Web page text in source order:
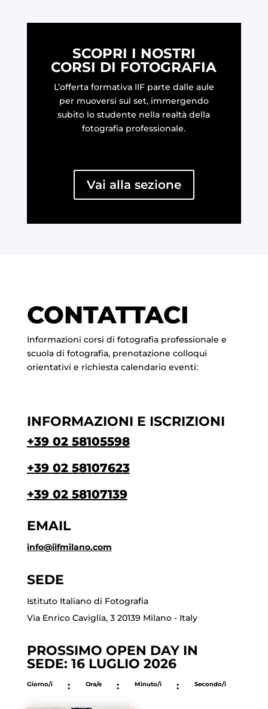
SCOPRI I NOSTRI
CORSI DI FOTOGRAFIA
L’offerta formativa IIF parte dalle aule
per muoversi sul set, immergendo
subito lo studente nella realtà della
fotografia professionale.
Vai alla sezione
CONTATTACI
Informazioni corsi di fotografia professionale e
scuola di fotografia, prenotazione colloqui
orientativi e richiesta calendario eventi:
INFORMAZIONI E ISCRIZIONI
+39 02 58105598
+39 02 58107623
+39 02 58107139
EMAIL
info@iifmilano.com
SEDE
Istituto Italiano di Fotografia
Via Enrico Caviglia, 3 20139 Milano - Italy
PROSSIMO OPEN DAY IN
SEDE: 16 LUGLIO 2026
Giorno/i : Ora/e : Minuto/i : Secondo/i